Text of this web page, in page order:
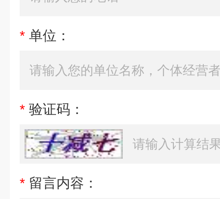
* 单位：
* 验证码：
* 留言内容：